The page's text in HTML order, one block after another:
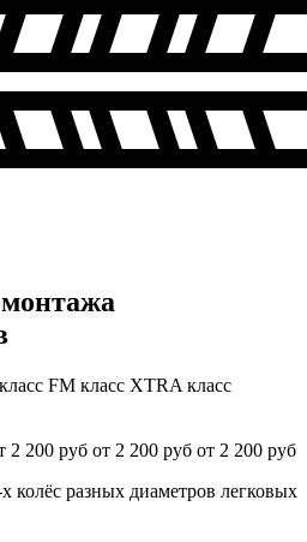
класс FM класс XTRA класс
2 200 руб от 2 200 руб от 2 200 руб
разных диаметров легковых